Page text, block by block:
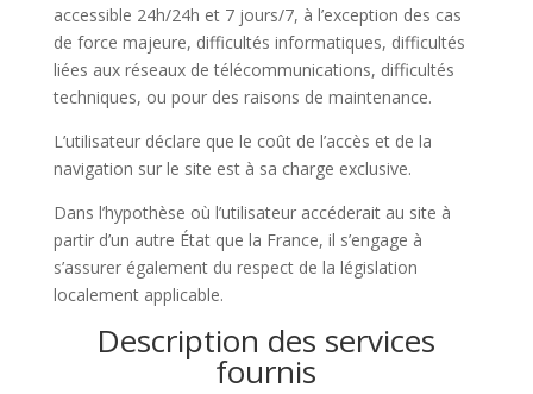
accessible 24h/24h et 7 jours/7, à l’exception des cas
de force majeure, difficultés informatiques, difficultés
liées aux réseaux de télécommunications, difficultés
techniques, ou pour des raisons de maintenance.
L’utilisateur déclare que le coût de l’accès et de la
navigation sur le site est à sa charge exclusive.
Dans l’hypothèse où l’utilisateur accéderait au site à
partir d’un autre État que la France, il s’engage à
s’assurer également du respect de la législation
localement applicable.
Description des services
fournis